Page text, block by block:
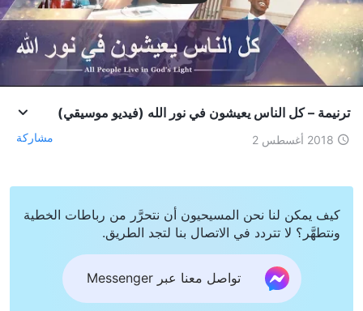
ترنيمة – كل الناس يعيشون في نور الله (فيديو موسيقي)
2018 أغسطس 2 مشاركة
كيف يمكن لنا نحن المسيحيون أن نتحرَّر من رباطات الخطية
ونتطهَّر؟ لا تتردد في الاتصال بنا لتجد الطريق.
تواصل معنا عبر Messenger